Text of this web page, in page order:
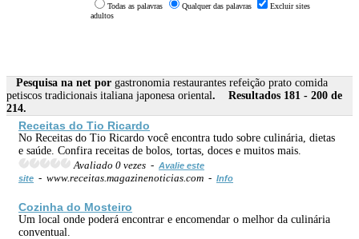
Todas as palavras Qualquer das palavras
Excluir sites
adultos
Pesquisa na net por gastronomia restaurantes refeição prato comida
petiscos tradicionais italiana japonesa oriental. Resultados 181 - 200 de
214.
Receitas do Tio Ricardo
No Receitas do Tio Ricardo você encontra tudo sobre culinária, dietas
e saúde. Confira receitas de bolos, tortas, doces e muitos mais.
Avaliado 0 vezes - Avalie este
site - www.receitas.magazinenoticias.com - Info
Cozinha do Mosteiro
Um local onde poderá encontrar e encomendar o melhor da culinária
conventual.